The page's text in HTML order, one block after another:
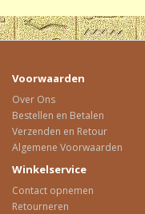
Voorwaarden
Over Ons
Bestellen en Betalen
Verzenden en Retour
Algemene Voorwaarden
Winkelservice
Contact opnemen
Retourneren